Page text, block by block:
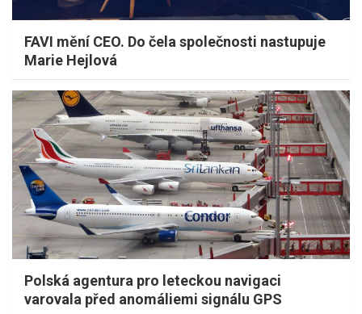
FAVI mění CEO. Do čela společnosti nastupuje
Marie Hejlová
Polská agentura pro leteckou navigaci
varovala před anomáliemi signálu GPS